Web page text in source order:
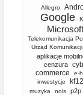
Allegro
Google
Microsoft
Telekomunikacja
Urząd
aplikacje
cenzura
commerce
e-
inwestycje
muzyka nols p2p